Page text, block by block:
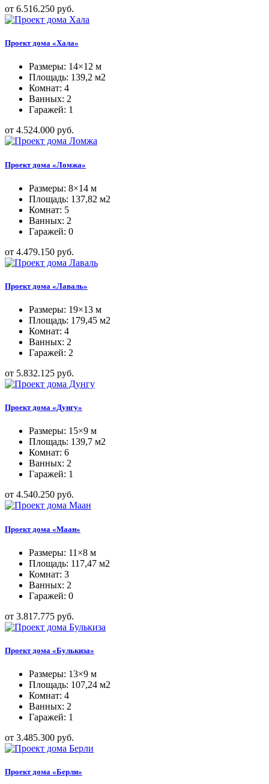
от 6.516.250 руб.
Проект дома «Хала»
Размеры: 14×12 м
Площадь: 139,2 м2
Комнат: 4
Ванных: 2
Гаражей: 1
от 4.524.000 руб.
Проект дома «Ломжа»
Размеры: 8×14 м
Площадь: 137,82 м2
Комнат: 5
Ванных: 2
Гаражей: 0
от 4.479.150 руб.
Проект дома «Лаваль»
Размеры: 19×13 м
Площадь: 179,45 м2
Комнат: 4
Ванных: 2
Гаражей: 2
от 5.832.125 руб.
Проект дома «Дунгу»
Размеры: 15×9 м
Площадь: 139,7 м2
Комнат: 6
Ванных: 2
Гаражей: 1
от 4.540.250 руб.
Проект дома «Маан»
Размеры: 11×8 м
Площадь: 117,47 м2
Комнат: 3
Ванных: 2
Гаражей: 0
от 3.817.775 руб.
Проект дома «Булькиза»
Размеры: 13×9 м
Площадь: 107,24 м2
Комнат: 4
Ванных: 2
Гаражей: 1
от 3.485.300 руб.
Проект дома «Берли»